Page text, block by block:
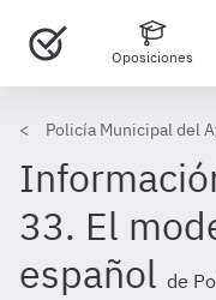
Oposiciones
Policía Municipal del
33. El
español de